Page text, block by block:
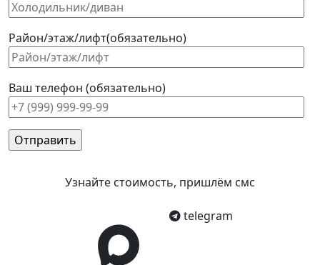
Район/этаж/лифт(обязательно)
Ваш телефон (обязательно)
Узнайте стоимость, пришлём смс
telegram